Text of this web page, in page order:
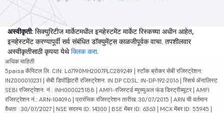
अस्वीकृती: सिक्युरिटीज मार्केटमधील इन्व्हेस्टमेंट मार्केट रिस्कच्या अधीन आहेत,
इन्व्हेस्टमेंट करण्यापूर्वी सर्व संबंधित डॉक्युमेंट्स काळजीपूर्वक वाचा. तपशीलवार
अस्वीकृतीसाठी कृपया येथेक्लिक करा.
अधिक माहिती
5paisa कॅपिटल लि. CIN: L67190MH2007PLC289249 | स्टॉक ब्रोकर सेबी रजिस्ट्रेशन:
INZ000010231 | सेबी डिपॉझिटरी रजिस्ट्रेशन: IN DP CDSL: IN-DP-192-2016 | रिसर्च ॲनालिस्ट
SEBI रजिस्ट्रेशन. नं.: INH000025188 | AMFI-रजिस्टर्ड म्युच्युअल फंड डिस्ट्रीब्यूटर | AMFI
रजिस्ट्रेशन नं.: ARN-104096 | प्रारंभिक रजिस्ट्रेशन तारीख: 30/07/2015 | ARN ची वर्तमान
वैधता : 30/07/2027 | NSE सदस्य ID: 14300 | BSE मेंबर ID: 6363 | MCX मेंबर ID: 55945 |